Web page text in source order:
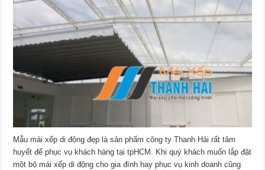
chọn
mẫu
mái
xếp
di
động
đẹp
phù
hợp
cho
từng
không
gian.
Mẫu mái xếp di động đẹp là sản phẩm công ty Thanh Hải rất tâm
huyết để phục vụ khách hàng tại tpHCM. Khi quý khách muốn lắp đặt
một bộ mái xếp di động cho gia đình hay phục vụ kinh doanh cũng